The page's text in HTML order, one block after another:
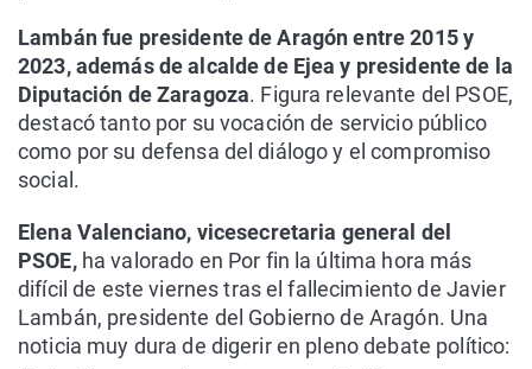
Lambán fue presidente de Aragón entre 2015 y
2023, además de alcalde de Ejea y presidente de la
Diputación de Zaragoza. Figura relevante del PSOE,
destacó tanto por su vocación de servicio público
como por su defensa del diálogo y el compromiso
social.
Elena Valenciano, vicesecretaria general del
PSOE,ha valorado en Por fin la última hora más
difícil de este viernes tras el fallecimiento de Javier
Lambán, presidente del Gobierno de Aragón. Una
noticia muy dura de digerir en pleno debate político: